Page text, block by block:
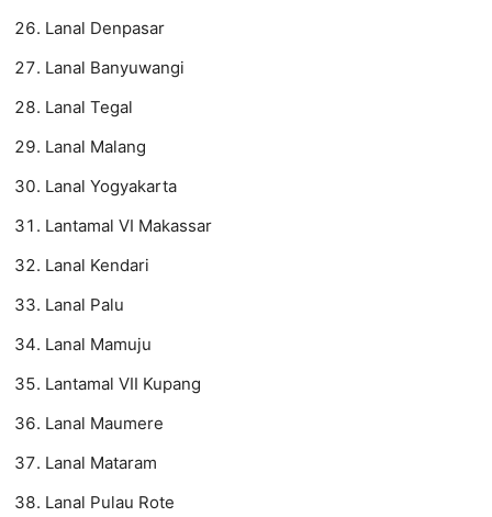
Lanal Denpasar
Lanal Banyuwangi
Lanal Tegal
Lanal Malang
Lanal Yogyakarta
Lantamal VI Makassar
Lanal Kendari
Lanal Palu
Lanal Mamuju
Lantamal VII Kupang
Lanal Maumere
Lanal Mataram
Lanal Pulau Rote